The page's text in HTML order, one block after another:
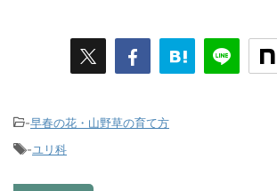
-早春の花・山野草の育て方
-ユリ科